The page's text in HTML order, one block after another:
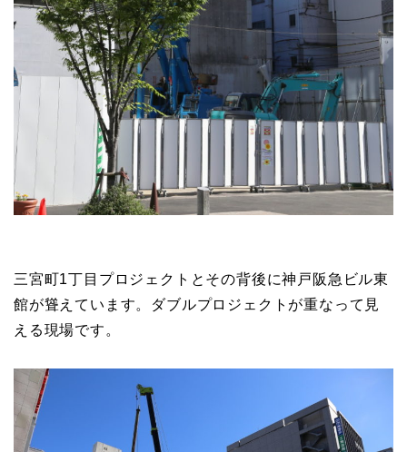
三宮町1丁目プロジェクトとその背後に神戸阪急ビル東
館が聳えています。ダブルプロジェクトが重なって見
える現場です。